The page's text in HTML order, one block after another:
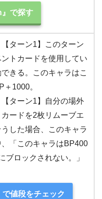
で探す
【ターン1】このターン
トカードを使用してい
きる。このキャラはこ
1000。
【ターン1】自分の場外
ードを2枚リムーブエ
した場合、このキャラ
「このキャラはBP400
ブロックされない。」
値段をチェック